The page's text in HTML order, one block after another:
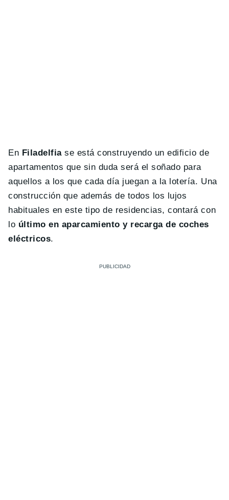
En Filadelfiase está construyendo un edificio de
apartamentos que sin duda será el soñado para
aquellos a los que cada día juegan a la lotería. Una
construcción que además de todos los lujos
habituales en este tipo de residencias, contará con
lo último en aparcamiento y recarga de coches
eléctricos.